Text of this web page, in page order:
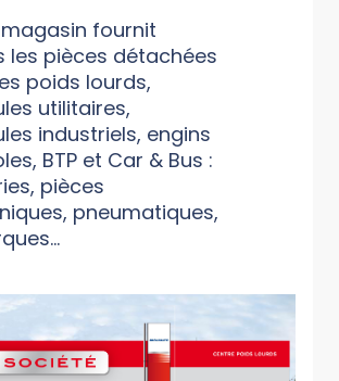
fournit
les pièces détachées
poids lourds,
utilitaires,
industriels, engins
BTP et Car & Bus :
pièces
pneumatiques,